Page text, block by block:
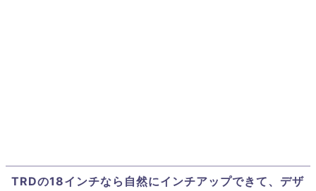
TRDの18インチなら自然にインチアップできて、デザ